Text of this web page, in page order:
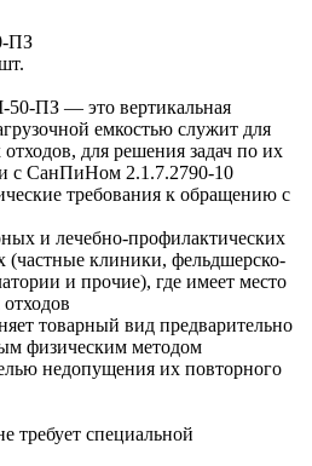
ПЗ
ПЗ — это вертикальная
емкостью служит для
для решения задач по их
с СанПиНом 2.1.7.2790-10
требования к обращению с
и лечебно-профилактических
(частные клиники, фельдшерско-
и прочие), где имеет место
товарный вид предварительно
физическим методом
недопущения их повторного
требует специальной